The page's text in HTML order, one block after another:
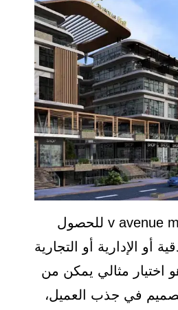
تأكد أن اختيار v avenue mall للحصول
أو الإدارية أو التجارية
اختيار مثالي يمكن من
في جذب العميل،